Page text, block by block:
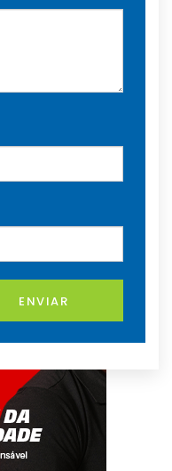
ENVIAR